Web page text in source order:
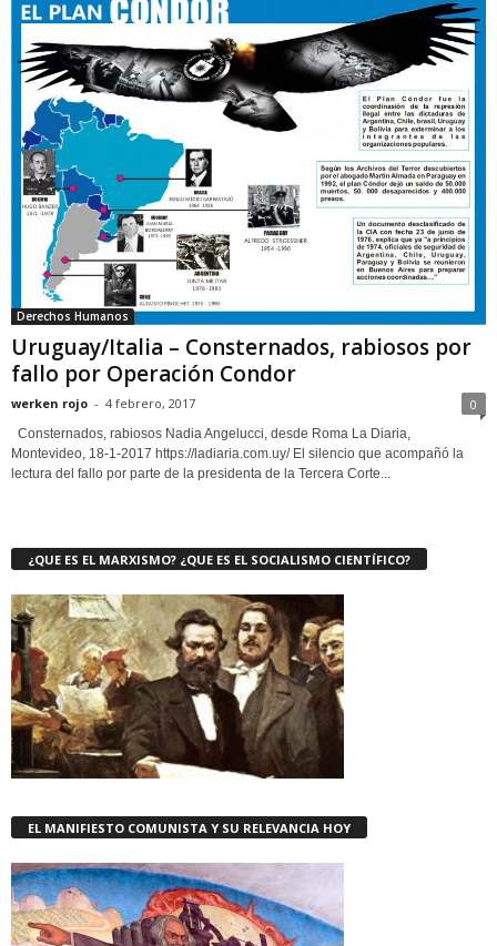
Derechos Humanos
Uruguay/Italia – Consternados, rabiosos por
fallo por Operación Condor
werken rojo - 4 febrero, 2017 0
Consternados, rabiosos Nadia Angelucci, desde Roma La Diaria,
Montevideo, 18-1-2017 https://ladiaria.com.uy/ El silencio que acompañó la
lectura del fallo por parte de la presidenta de la Tercera Corte...
¿QUE ES EL MARXISMO? ¿QUE ES EL SOCIALISMO CIENTÍFICO?
EL MANIFIESTO COMUNISTA Y SU RELEVANCIA HOY